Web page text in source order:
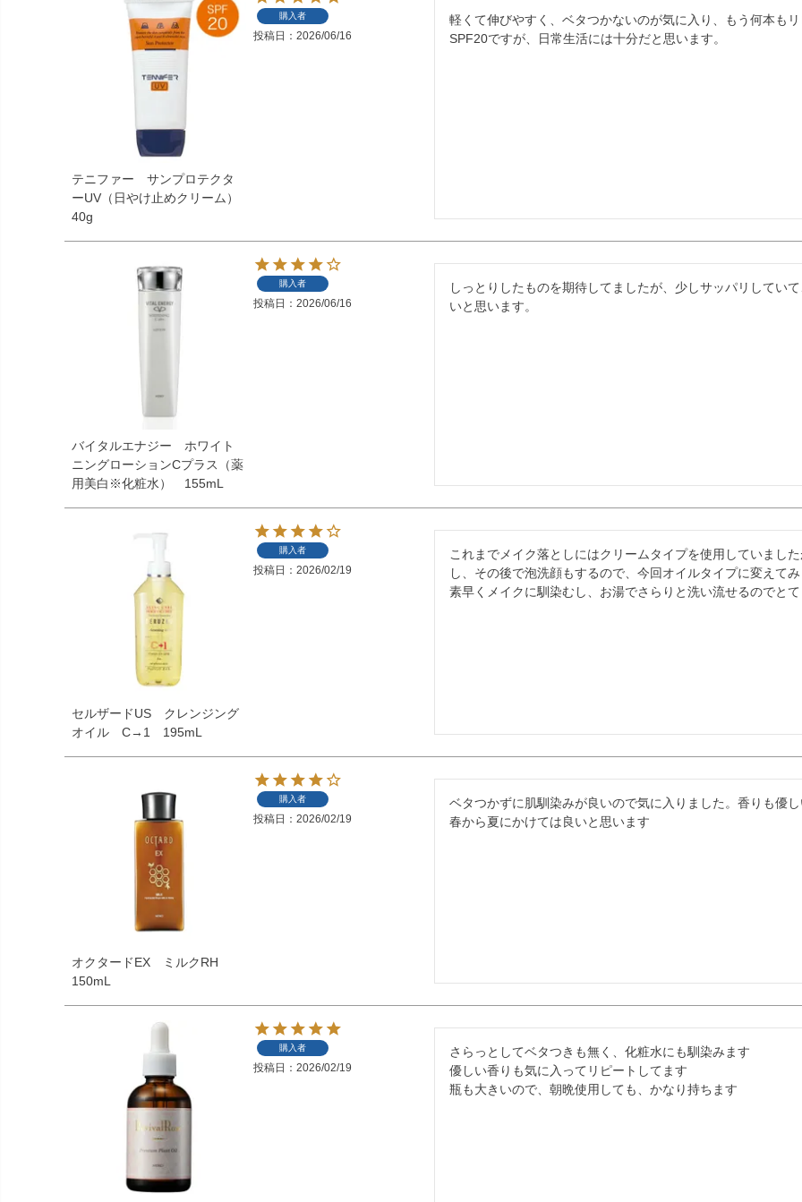
テニファー サンプロテクタ
ーUV（日やけ止めクリーム）
40g
購入者
投稿日 2026/06/16
軽くて伸びやすく、ベタつかないのが気に入り、もう何本もリ
SPF20ですが、日常生活には十分だと思います。
バイタルエナジー ホワイト
ニングローションCプラス（薬
用美白※化粧水） 155mL
購入者
投稿日 2026/06/16
しっとりしたものを期待してましたが、少しサッパリしてい
セルザードUS クレンジング
オイル C→1 195mL
購入者
投稿日 2026/02/19
これまでメイク落としにはクリームタイプを使用していまし
し、その後で泡洗顔もするので、今回オイルタイプに変えてみ
素早くメイクに馴染むし、お湯でさらりと洗い流せるのでとて
オクタードEX ミルクRH
150mL
購入者
投稿日 2026/02/19
ベタつかずに肌馴染みが良いので気に入りました。香りも優し
春から夏にかけては良いと思います
購入者
投稿日 2026/02/19
さらっとしてベタつきも無く、化粧水にも馴染みます
優しい香りも気に入ってリピートしてます
瓶も大きいので、朝晩使用しても、かなり持ちます